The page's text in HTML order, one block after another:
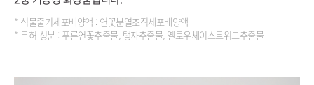
* 식물줄기세포배양액 : 연꽃분열조직세포배양액
* 특허 성분 : 푸른연꽃추출물, 탱자추출물, 옐로우체이스트위드추출물